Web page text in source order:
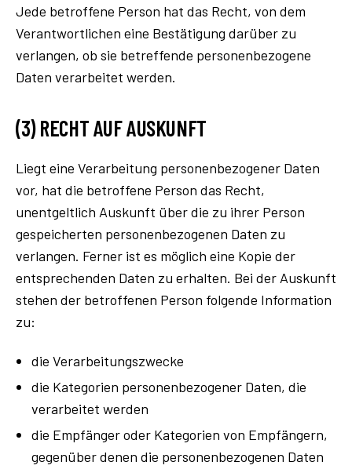
Jede betroffene Person hat das Recht, von dem
Verantwortlichen eine Bestätigung darüber zu
verlangen, ob sie betreffende personenbezogene
Daten verarbeitet werden.
(3) RECHT AUF AUSKUNFT
Liegt eine Verarbeitung personenbezogener Daten
vor, hat die betroffene Person das Recht,
unentgeltlich Auskunft über die zu ihrer Person
gespeicherten personenbezogenen Daten zu
verlangen. Ferner ist es möglich eine Kopie der
entsprechenden Daten zu erhalten. Bei der Auskunft
stehen der betroffenen Person folgende Information
zu:
die Verarbeitungszwecke
die Kategorien personenbezogener Daten, die
verarbeitet werden
die Empfänger oder Kategorien von Empfängern,
gegenüber denen die personenbezogenen Daten